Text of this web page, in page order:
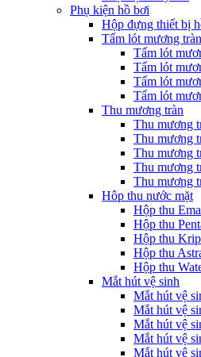
Phụ kiện hồ bơi
Hộp đựng thiết bị
Tấm lót mương tràn
Tấm lót
Tấm lót
Tấm lót
Tấm lót
Thu mương tràn
Thu mương
Thu mương
Thu mương
Thu mương
Thu mương
Hôp thu nước mặt
Hộp thu
Hộp thu
Hộp thu
Hộp thu
Hộp thu
Mắt hút vệ sinh
Mắt hút vệ
Mắt hút vệ
Mắt hút vệ
Mắt hút vệ
Mắt hút vệ